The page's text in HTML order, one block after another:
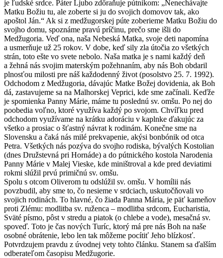
je ľudské srdce. Páter Ljubo zdôraňuje pútnikom: „Nenechávajte
Matku Božiu tu, ale zoberte si ju do svojich domovov tak, ako
apoštol Ján.“ Ak si z medžugorskej púte zoberieme Matku Božiu do
svojho domu, spoznáme pravú príčinu, prečo sme išli do
Medžugoria. Veď ona, naša Nebeská Matka, svoje deti napomína
a usmerňuje už 25 rokov. V dobe, keď sily zla útočia zo všetkých
strán, toto ešte vo svete nebolo. Naša matka je s nami každý deň
a žehná nás svojim materským požehnaním, aby nás Boh obdaril
plnosťou milosti pre náš každodenný život (posolstvo 25. 7. 1992).
Odchodom z Medžugoria, dávajúc Matke Božej dovidenia, ak Boh
dá, zastavujeme sa na Malhorskej Veprici, kde sme začínali. Keďže
je spomienka Panny Márie, máme tu poslednú sv. omšu. Po nej do
poobedia voľno, ktoré využíva každý po svojom. Chvíľku pred
odchodom využívame na krátku adoráciu v kaplnke ďakujúc za
všetko a prosiac o šťastný návrat k rodinám. Konečne sme na
Slovensku a čaká nás milé prekvapenie, akýsi bonbónik od otca
Petra. Všetkých nás pozýva do svojho rodiska, bývalých Kostolian
(dnes Družstevná pri Hornáde) a do pútnického kostola Narodenia
Panny Márie v Malej Vieske, kde miništroval a kde pred deviatimi
rokmi slúžil prvú primičnú sv. omšu.
Spolu s otcom Oliverom tu odslúžil sv. omšu. V homílii nás
povzbudil, aby sme to, čo nesieme v srdciach, uskutočňovali vo
svojich rodinách. To hlavné, čo žiada Panna Mária, je päť kameňov
proti Zlému: modlitba sv. ruženca – modlitba srdcom, Eucharistia,
Sväté písmo, pôst v stredu a piatok (o chlebe a vode), mesačná sv.
spoveď. Toto je čas nových Turíc, ktorý má pre nás Boh na naše
osobné obrátenie, lebo len tak môžeme pocítiť Jeho blízkosť.
Potvrdzujem pravdu z úvodnej vety tohto článku. Stanem sa ďalším
odberateľom časopisu Medžugorie.